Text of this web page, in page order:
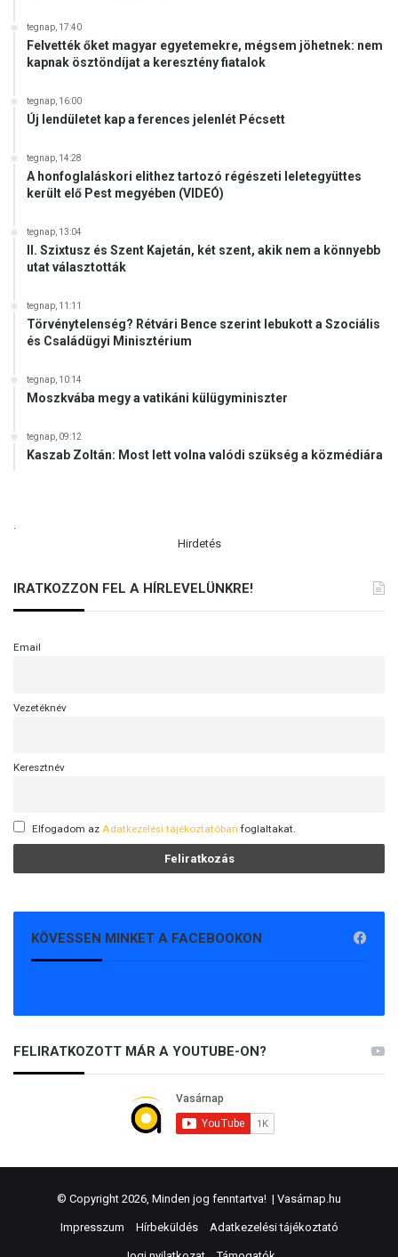
tegnap, 17:40
Felvették őket magyar egyetemekre, mégsem jöhetnek: nem
kapnak ösztöndíjat a keresztény fiatalok
tegnap, 16:00
Új lendületet kap a ferences jelenlét Pécsett
tegnap, 14:28
A honfoglaláskori elithez tartozó régészeti leletegyüttes
került elő Pest megyében (VIDEÓ)
tegnap, 13:04
II. Szixtusz és Szent Kajetán, két szent, akik nem a könnyebb
utat választották
tegnap, 11:11
Törvénytelenség? Rétvári Bence szerint lebukott a Szociális
és Családügyi Minisztérium
tegnap, 10:14
Moszkvába megy a vatikáni külügyminiszter
tegnap, 09:12
Kaszab Zoltán: Most lett volna valódi szükség a közmédiára
.
Hirdetés
IRATKOZZON FEL A HÍRLEVELÜNKRE!
Email
Vezetéknév
Keresztnév
Elfogadom az Adatkezelési tájékoztatóban foglaltakat.
KÖVESSEN MINKET A FACEBOOKON
FELIRATKOZOTT MÁR A YOUTUBE-ON?
© Copyright 2026, Minden jog fenntartva! | Vasárnap.hu
Impresszum Hírbeküldés Adatkezelési tájékoztató